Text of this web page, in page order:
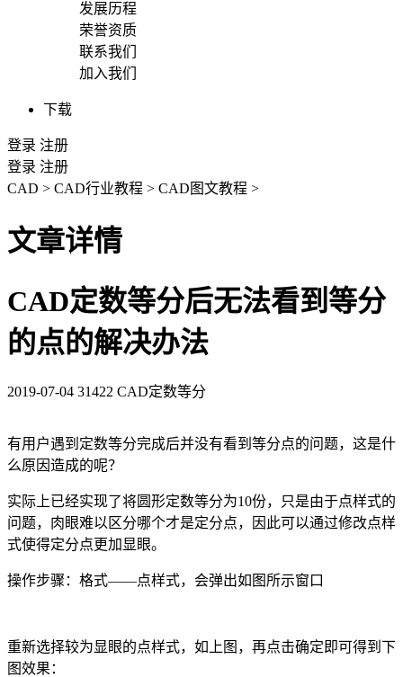
发展历程
荣誉资质
联系我们
加入我们
下载
登录 注册
登录 注册
CAD > CAD行业教程 > CAD图文教程 >
文章详情
CAD定数等分后无法看到等分
的点的解决办法
2019-07-04 31422 CAD定数等分
有用户遇到定数等分完成后并没有看到等分点的问题，这是什
么原因造成的呢？
实际上已经实现了将圆形定数等分为10份，只是由于点样式的
问题，肉眼难以区分哪个才是定分点，因此可以通过修改点样
式使得定分点更加显眼。
操作步骤：格式——点样式，会弹出如图所示窗口
重新选择较为显眼的点样式，如上图，再点击确定即可得到下
图效果：